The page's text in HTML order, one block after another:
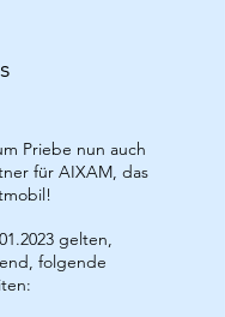
Priebe nun auch
für AIXAM, das
gelten,
folgende